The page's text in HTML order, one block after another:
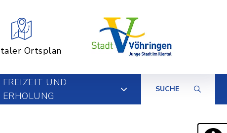
Ortsplan
FREIZEIT UND
ERHOLUNG
SUCHE